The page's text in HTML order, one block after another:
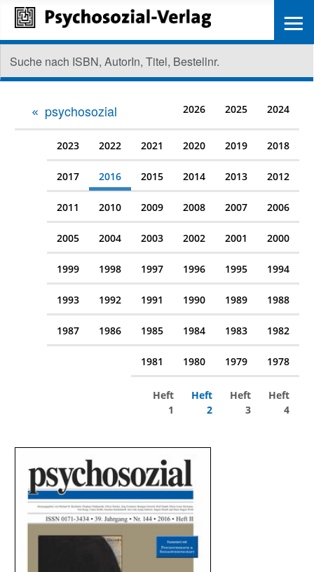
psychosozial 2026 2025 2024
2023 2022 2021 2020 2019 2018
2017 2016 2015 2014 2013 2012
2011 2010 2009 2008 2007 2006
2005 2004 2003 2002 2001 2000
1999 1998 1997 1996 1995 1994
1993 1992 1991 1990 1989 1988
1987 1986 1985 1984 1983 1982
1981 1980 1979 1978
Heft
1
Heft
2
Heft
3
Heft
4
≡